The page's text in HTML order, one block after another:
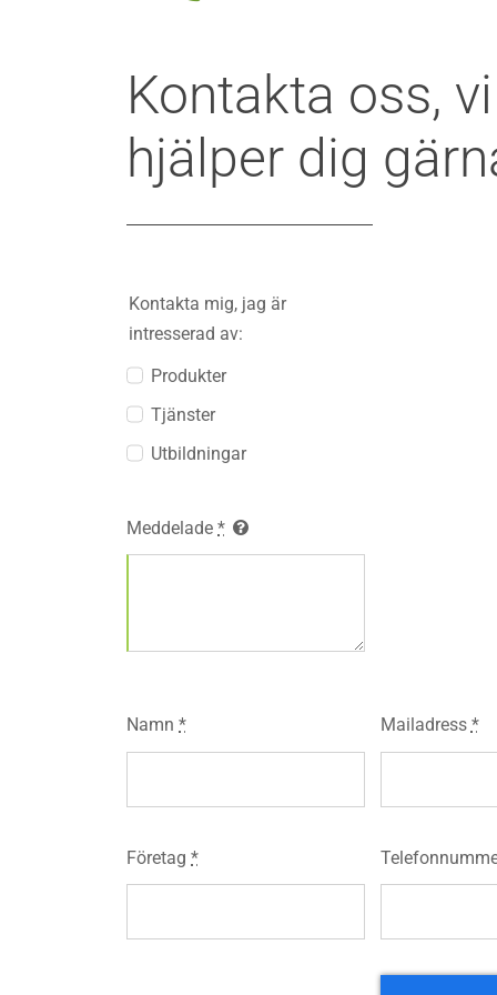
Kontakta oss, vi
hjälper dig
Kontakta mig, jag är
intresserad av:
Produkter
Tjänster
Utbildningar
Meddelade*
Namn*
Företag*
Mailadress *